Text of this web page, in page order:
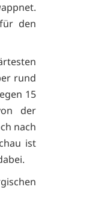
den
rund
15
der
nach
ist